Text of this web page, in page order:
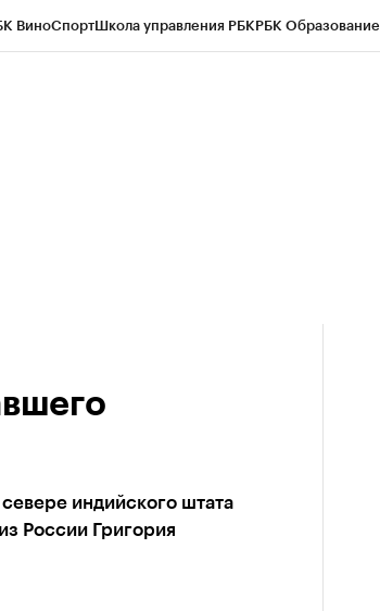
ВиноСпортШкола управления РБКРБК Образование
индийского штата
России Григория